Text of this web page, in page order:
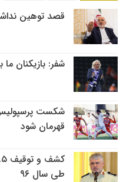
قصد توهین
شفر: بازیکنان
شکست پرسپولیس
قهرمان شود
طی سال ۹۶